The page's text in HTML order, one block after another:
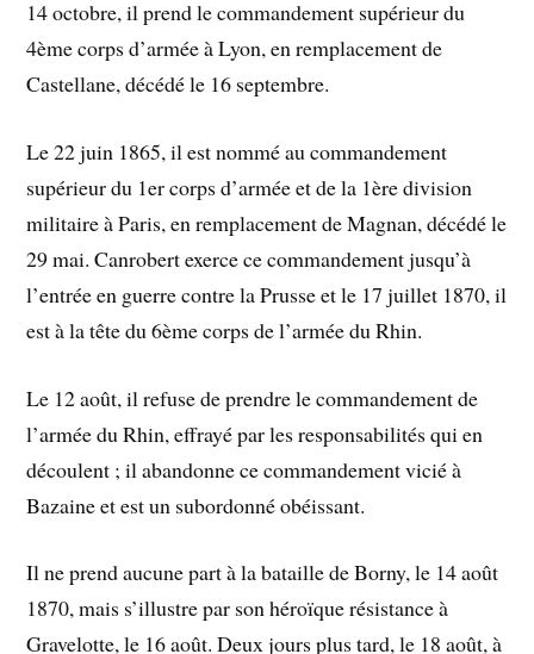
14 octobre, il prend le commandement supérieur du
4ème corps d’armée à Lyon, en remplacement de
Castellane, décédé le 16 septembre.
Le 22 juin 1865, il est nommé au commandement
supérieur du 1er corps d’armée et de la 1ère division
militaire à Paris, en remplacement de Magnan, décédé le
29 mai. Canrobert exerce ce commandement jusqu’à
l’entrée en guerre contre la Prusse et le 17 juillet 1870, il
est à la tête du 6ème corps de l’armée du Rhin.
Le 12 août, il refuse de prendre le commandement de
l’armée du Rhin, effrayé par les responsabilités qui en
découlent ; il abandonne ce commandement vicié à
Bazaine et est un subordonné obéissant.
Il ne prend aucune part à la bataille de Borny, le 14 août
1870, mais s’illustre par son héroïque résistance à
Gravelotte, le 16 août. Deux jours plus tard, le 18 août, à